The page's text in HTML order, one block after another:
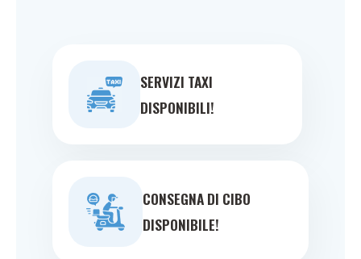
SERVIZI TAXI
DISPONIBILI!
CONSEGNA DI CIBO
DISPONIBILE!